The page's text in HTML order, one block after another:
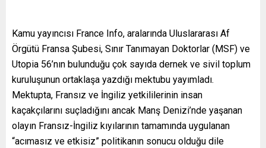
Kamu yayıncısı France Info, aralarında Uluslararası Af
Örgütü Fransa Şubesi, Sınır Tanımayan Doktorlar (MSF) ve
Utopia 56’nın bulunduğu çok sayıda dernek ve sivil toplum
kuruluşunun ortaklaşa yazdığı mektubu yayımladı.
Mektupta, Fransız ve İngiliz yetkililerinin insan
kaçakçılarını suçladığını ancak Manş Denizi’nde yaşanan
olayın Fransız-İngiliz kıyılarının tamamında uygulanan
“acımasız ve etkisiz” politikanın sonucu olduğu dile